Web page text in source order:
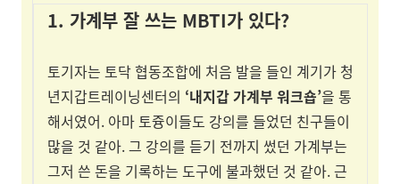
1. 가계부 잘 쓰는 MBTI가 있다?
토기자는 토닥 협동조합에 처음 발을 들인 계기가 청
년지갑트레이닝센터의 ‘내지갑 가계부 워크숍’을 통
해서였어. 아마 토즁이들도 강의를 들었던 친구들이
많을 것 같아. 그 강의를 듣기 전까지 썼던 가계부는
그저 쓴 돈을 기록하는 도구에 불과했던 것 같아. 근